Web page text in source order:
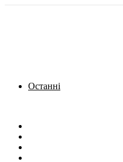
Останні